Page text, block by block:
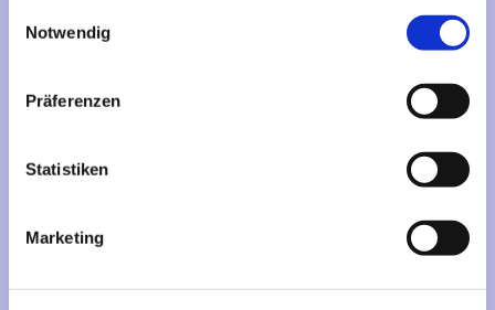
Notwendig
Präferenzen
Statistiken
Marketing